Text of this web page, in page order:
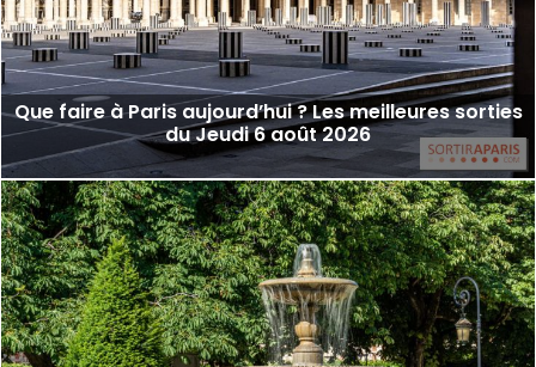
Que faire à Paris aujourd’hui ? Les meilleures sorties
du Jeudi 6 août 2026